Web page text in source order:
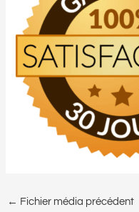
← Fichier média précédent